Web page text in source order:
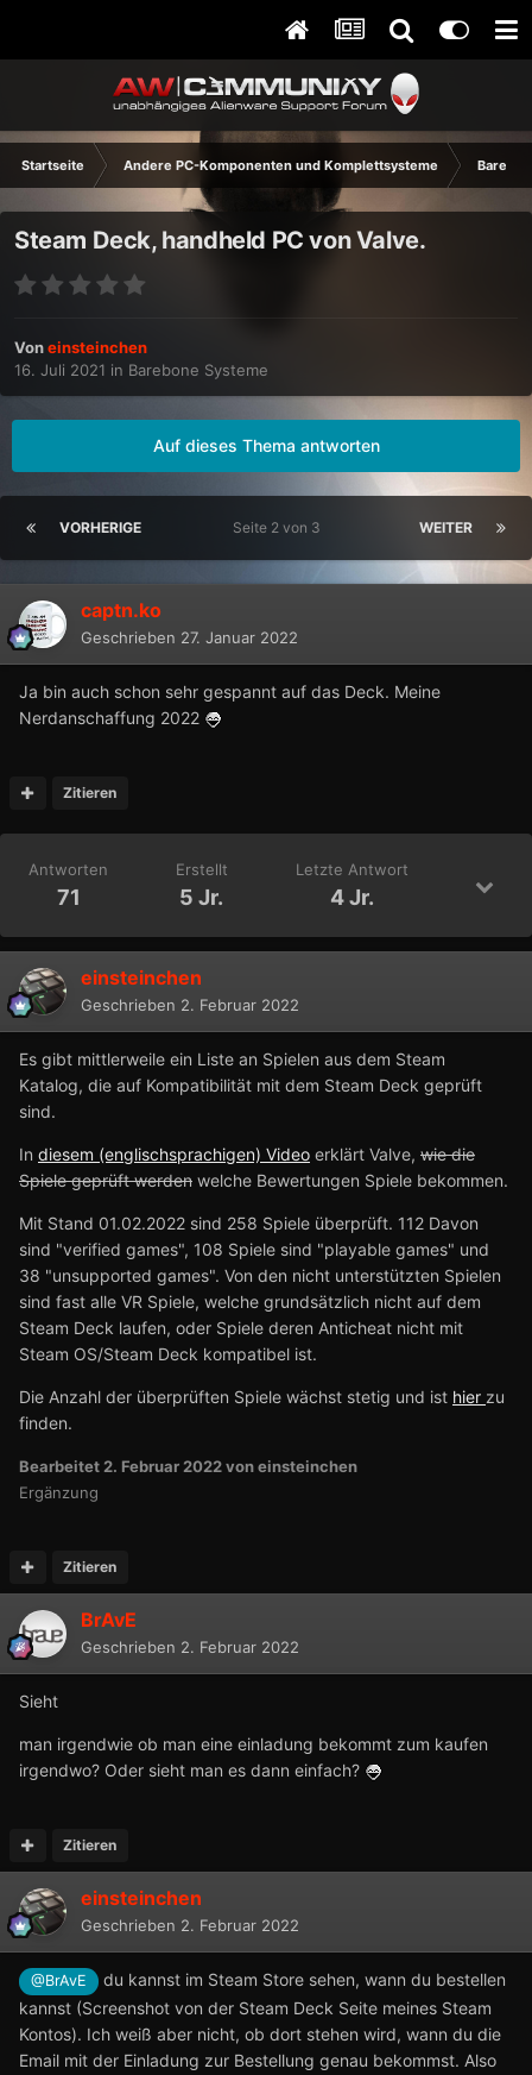
Startseite Andere PC-Komponenten und Komplettsysteme
Steam Deck, handheld PC von Valve.
Voneinsteinchen
16. Juli 2021 in Barebone Systeme
Auf dieses Thema antworten
VORHERIGE WEITER
Seite 2 von 3
captn.ko
Geschrieben 27. Januar 2022
Ja bin auch schon sehr gespannt auf das Deck. Meine
Nerdanschaffung 2022
Zitieren
Antworten
71
Erstellt
5 Jr.
Letzte Antwort
4 Jr.
einsteinchen
Geschrieben 2. Februar 2022
Es gibt mittlerweile ein Liste an Spielen aus dem Steam
Katalog, die auf Kompatibilität mit dem Steam Deck geprüft
sind.
In diesem (englischsprachigen) Video erklärt Valve, wie die
Spiele geprüft werden welche Bewertungen Spiele bekommen.
Mit Stand 01.02.2022 sind 258 Spiele überprüft. 112 Davon
sind "verified games", 108 Spiele sind "playable games" und
38 "unsupported games". Von den nicht unterstützten Spielen
sind fast alle VR Spiele, welche grundsätzlich nicht auf dem
Steam Deck laufen, oder Spiele deren Anticheat nicht mit
Steam OS/Steam Deck kompatibel ist.
Die Anzahl der überprüften Spiele wächst stetig und ist hier zu
finden.
Bearbeitet2. Februar 2022von einsteinchen
Ergänzung
Zitieren
BrAvE
Geschrieben 2. Februar 2022
Sieht
man irgendwie ob man eine einladung bekommt zum kaufen
irgendwo? Oder sieht man es dann einfach?
Zitieren
einsteinchen
Geschrieben 2. Februar 2022
@BrAvE
du kannst im Steam Store sehen, wann du bestellen
kannst (Screenshot von der Steam Deck Seite meines Steam
Kontos). Ich weiß aber nicht, ob dort stehen wird, wann du die
Email mit der Einladung zur Bestellung genau bekommst. Also